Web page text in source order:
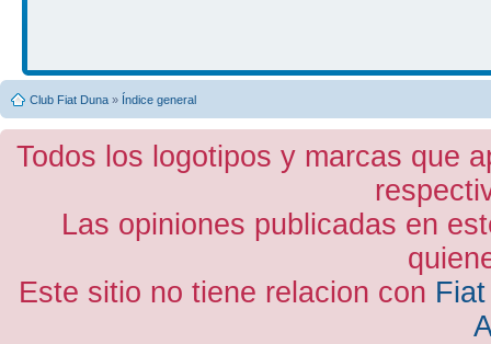
Club Fiat Duna » Índice general
Todos los logotipos y marcas que
Las opiniones publicadas en
Este sitio no tiene relacion con